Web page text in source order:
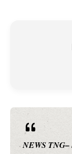
NEWS TNG–